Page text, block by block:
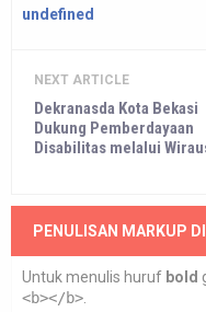
undefined
NEXT ARTICLE
Dekranasda Kota Bekasi
Dukung Pemberdayaan
Disabilitas melalui
PENULISAN MARKUP
Untuk menulis huruf bold
<b></b>